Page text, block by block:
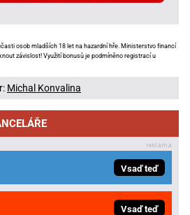
osob mladších 18 let na hazardní hře. Ministerstvo financí
závislost! Využití bonusů je podmíněno registrací u
Michal Konvalina
Vsaď teď
Vsaď teď